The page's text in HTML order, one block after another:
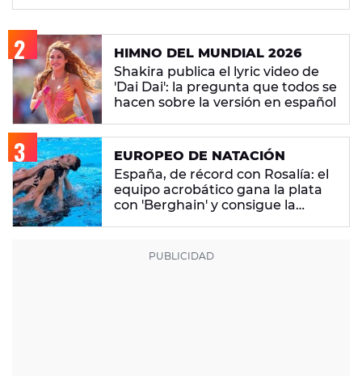
HIMNO DEL MUNDIAL 2026
Shakira publica el lyric video de
'Dai Dai': la pregunta que todos se
hacen sobre la versión en español
EUROPEO DE NATACIÓN
España, de récord con Rosalía: el
equipo acrobático gana la plata
con 'Berghain' y consigue la